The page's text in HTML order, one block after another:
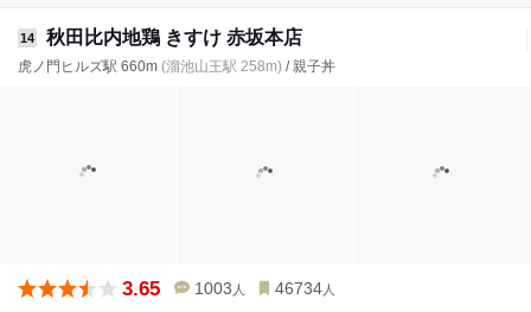
14 秋田比内地鶏 きすけ 赤坂本店
虎ノ門ヒルズ駅 660m (溜池山王駅 258m) / 親子丼
3.65 1003 人 46734 人